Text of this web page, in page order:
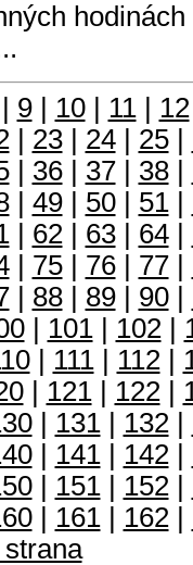
9| 10| 11| 12
| 23| 24| 25|
| 36| 37| 38|
| 49| 50| 51|
| 62| 63| 64|
| 75| 76| 77|
| 88| 89| 90|
| 101| 102|
| 111| 112|
| 121| 122|
| 131| 132|
| 141| 142|
| 151| 152|
| 161| 162|